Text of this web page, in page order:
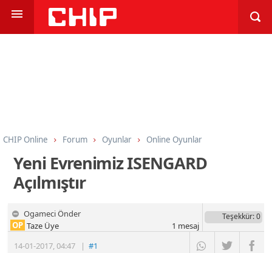
CHIP Online Forum Oyunlar Online Oyunlar
Yeni Evrenimiz ISENGARD
Açılmıştır
Ogameci Önder
14-01-2017,04:47 |#1
OP Taze Üye
Teşekkür: 0
1 mesaj